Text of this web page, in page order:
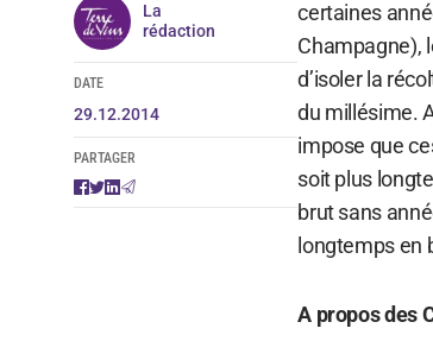
La
rédaction
DATE
29.12.2014
PARTAGER
certaines
Champagne),
d’isoler la
du millésime.
impose que
soit plus
brut sans
longtemps en
A propos des